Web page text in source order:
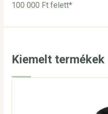
100 000 Ft felett*
Kiemelt termékek